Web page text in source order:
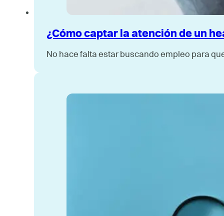
¿Cómo captar la atención de un
No hace falta estar buscando empleo para